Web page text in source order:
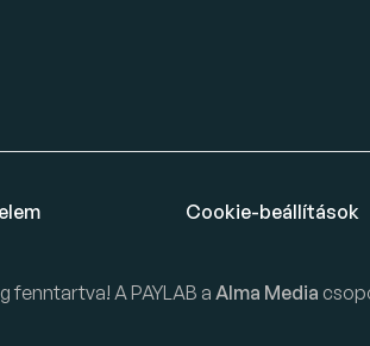
Cookie-beállítások
fenntartva! A PAYLAB a Alma Media